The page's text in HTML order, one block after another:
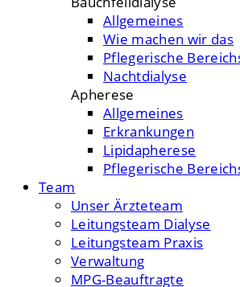
Allgemeines
Wie machen wir das
Pflegerische
Nachtdialyse
Apherese
Allgemeines
Erkrankungen
Lipidapherese
Pflegerische
Team
Unser Ärzteteam
Leitungsteam Dialyse
Leitungsteam Praxis
Verwaltung
MPG-Beauftragte